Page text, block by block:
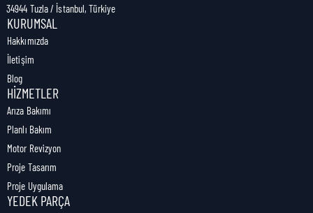
34944 Tuzla / İstanbul, Türkiye
KURUMSAL
Hakkımızda
İletişim
Blog
HIZMETLER
Arıza Bakımı
Planlı Bakım
Motor Revizyon
Proje Tasarım
Proje Uygulama
YEDEK PARÇA